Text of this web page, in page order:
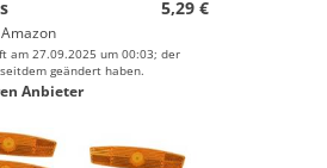
5,29 €
Amazon
am 27.09.2025 um 00:03; der
geändert haben.
Anbieter